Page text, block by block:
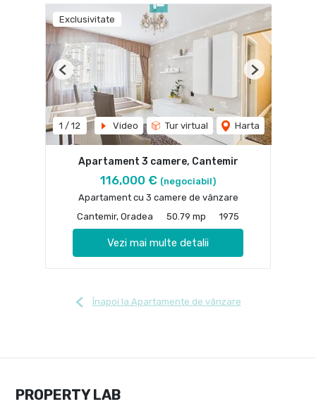
Exclusivitate
1 / 12 Video Tur virtual Harta
Previous Next
Apartament 3 camere, Cantemir
116,000 € (negociabil)
Apartament cu 3 camere de vânzare
Cantemir, Oradea
50.79 mp 1975
Vezi mai multe detalii
Înapoi la Apartamente de vânzare
PROPERTY LAB